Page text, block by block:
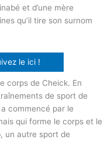
et d’une mère
qu’il tire son surnom
le ici !
corps de Cheick. En
de sport de
commencé par le
qui forme le corps et le
, un autre sport de